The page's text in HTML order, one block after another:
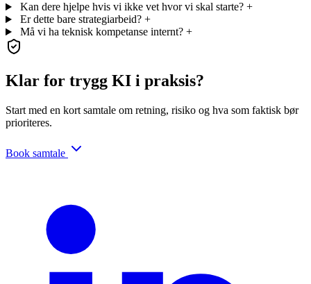
Kan dere hjelpe hvis vi ikke vet hvor vi skal starte? +
Er dette bare strategiarbeid? +
Må vi ha teknisk kompetanse internt? +
Klar for trygg KI i praksis?
Start med en kort samtale om retning, risiko og hva som faktisk bør
prioriteres.
Book samtale